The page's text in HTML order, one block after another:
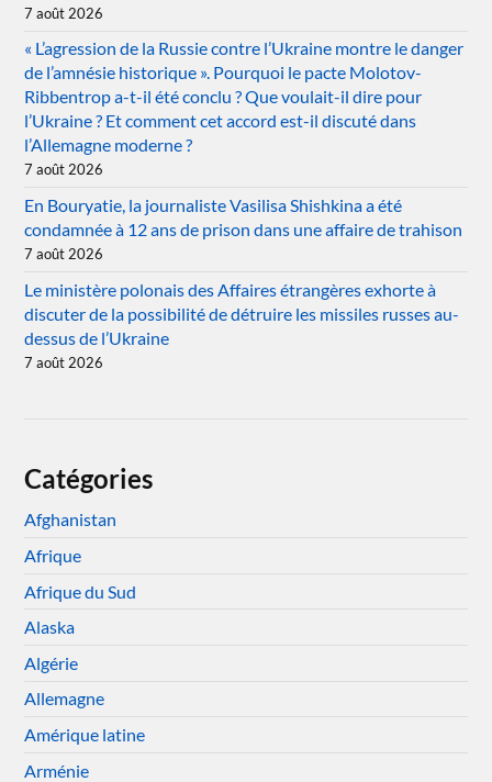
7 août 2026
« L’agression de la Russie contre l’Ukraine montre le danger
de l’amnésie historique ». Pourquoi le pacte Molotov-
Ribbentrop a-t-il été conclu ? Que voulait-il dire pour
l’Ukraine ? Et comment cet accord est-il discuté dans
l’Allemagne moderne ?
7 août 2026
En Bouryatie, la journaliste Vasilisa Shishkina a été
condamnée à 12 ans de prison dans une affaire de trahison
7 août 2026
Le ministère polonais des Affaires étrangères exhorte à
discuter de la possibilité de détruire les missiles russes au-
dessus de l’Ukraine
7 août 2026
Catégories
Afghanistan
Afrique
Afrique du Sud
Alaska
Algérie
Allemagne
Amérique latine
Arménie